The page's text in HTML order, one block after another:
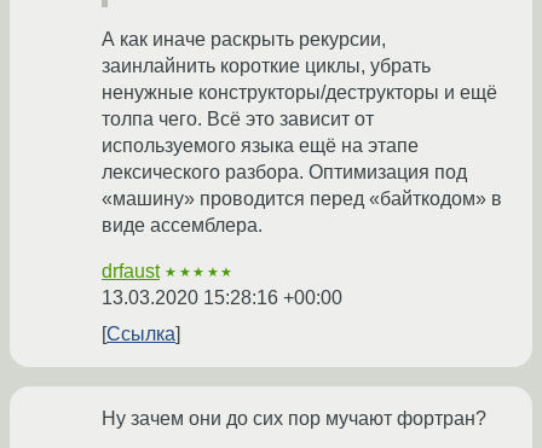
А как иначе раскрыть рекурсии,
заинлайнить короткие циклы, убрать
ненужные конструкторы/деструкторы и ещё
толпа чего. Всё это зависит от
используемого языка ещё на этапе
лексического разбора. Оптимизация под
«машину» проводится перед «байткодом» в
виде ассемблера.
drfaust ★★★★★
13.03.2020 15:28:16 +00:00
Ссылка
Ну зачем они до сих пор мучают фортран?